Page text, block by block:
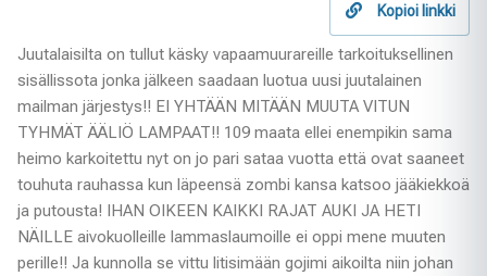
Kopioi linkki
Juutalaisilta on tullut käsky vapaamuurareille tarkoituksellinen
sisällissota jonka jälkeen saadaan luotua uusi juutalainen
mailman järjestys!! EI YHTÄÄN MITÄÄN MUUTA VITUN
TYHMÄT ÄÄLIÖ LAMPAAT!! 109 maata ellei enempikin sama
heimo karkoitettu nyt on jo pari sataa vuotta että ovat saaneet
touhuta rauhassa kun läpeensä zombi kansa katsoo jääkiekkoä
ja putousta! IHAN OIKEEN KAIKKI RAJAT AUKI JA HETI
NÄILLE aivokuolleille lammaslaumoille ei oppi mene muuten
perille!! Ja kunnolla se vittu litisimään gojimi aikoilta niin johan